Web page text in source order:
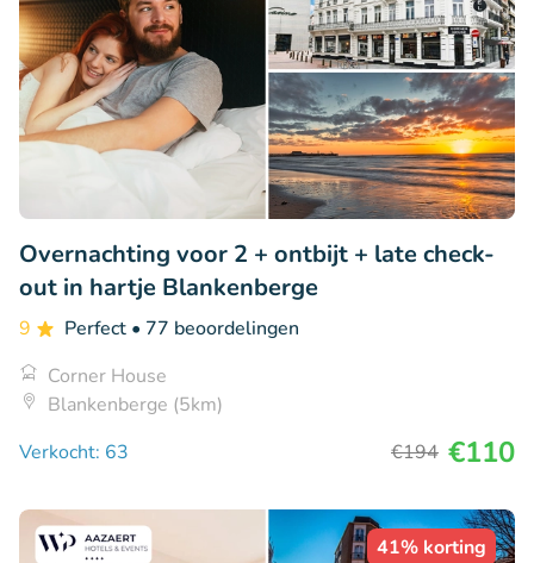
Overnachting voor 2 + ontbijt + late check-
out in hartje Blankenberge
9 Perfect • 77 beoordelingen
Corner House
Blankenberge (5km)
Verkocht: 63
€194 €110
41% korting